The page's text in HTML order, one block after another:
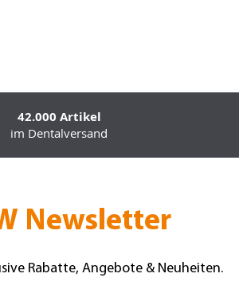
42.000 Artikel
im Dentalversand
Newsletter
Rabatte, Angebote & Neuheiten.